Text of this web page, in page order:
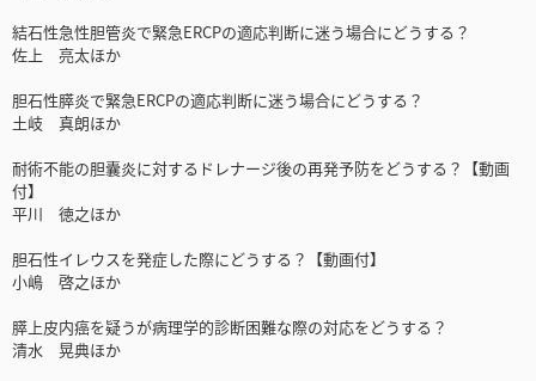
結石性急性胆管炎で緊急ERCPの適応判断に迷う場合にどうする？
佐上 亮太ほか
胆石性膵炎で緊急ERCPの適応判断に迷う場合にどうする？
土岐 真朗ほか
耐術不能の胆囊炎に対するドレナージ後の再発予防をどうする？【動画
付】
平川 徳之ほか
胆石性イレウスを発症した際にどうする？【動画付】
小嶋 啓之ほか
膵上皮内癌を疑うが病理学的診断困難な際の対応をどうする？
清水 晃典ほか